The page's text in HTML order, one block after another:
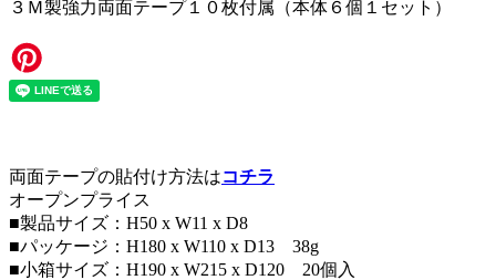
３Ｍ製強力両面テープ１０枚付属（本体６個１セット）
両面テープの貼付け方法はコチラ
オープンプライス
■製品サイズ：H50 x W11 x D8
■パッケージ：H180 x W110 x D13 38g
■小箱サイズ：H190 x W215 x D120 20個入